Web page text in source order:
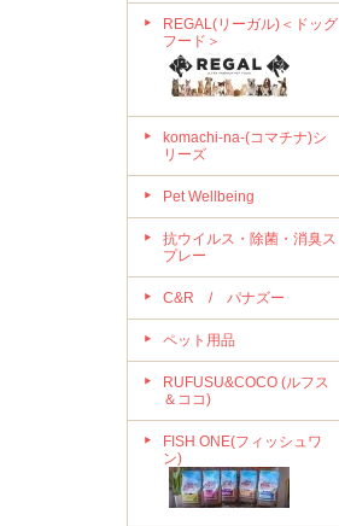
REGAL(リーガル)＜ドッグ
フード＞
komachi-na-(コマチナ)シ
リーズ
Pet Wellbeing
抗ウイルス・除菌・消臭ス
プレー
C&R / パナズー
ペット用品
RUFUSU&COCO (ルフス
＆ココ)
FISH ONE(フィッシュワ
ン)